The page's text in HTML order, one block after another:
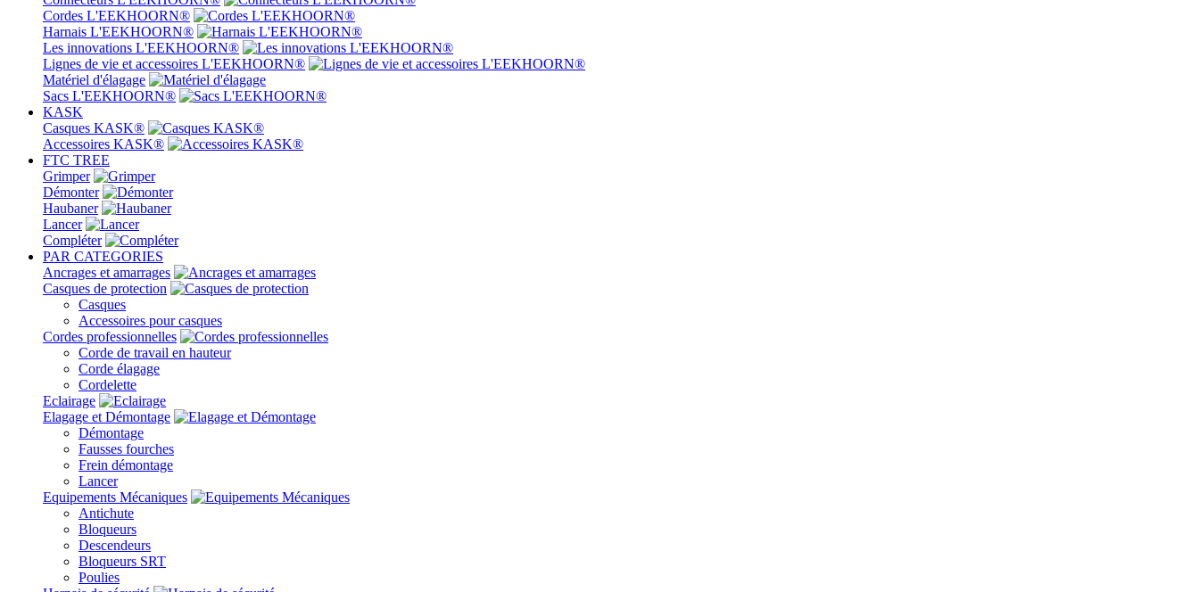
Cordes L'EEKHOORN®
Harnais L'EEKHOORN®
Les innovations L'EEKHOORN®
Lignes de vie et accessoires L'EEKHOORN®
Matériel d'élagage
Sacs L'EEKHOORN®
KASK
Casques KASK®
Accessoires KASK®
FTC TREE
Grimper
Démonter
Haubaner
Lancer
Compléter
PAR CATEGORIES
Ancrages et amarrages
Casques de protection
Casques
Accessoires pour casques
Cordes professionnelles
Corde de travail en hauteur
Corde élagage
Cordelette
Eclairage
Elagage et Démontage
Démontage
Fausses fourches
Frein démontage
Lancer
Equipements Mécaniques
Antichute
Bloqueurs
Descendeurs
Bloqueurs SRT
Poulies